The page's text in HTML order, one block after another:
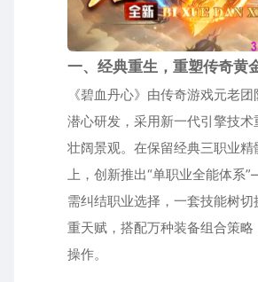
一、经典重生，重塑传奇黄
《碧血丹心》由传奇游戏元老
潜心研发，采用新一代引擎技术
壮阔景观。在保留经典三职业精
上，创新推出“单职业全能体系
需纠结职业选择，一套技能树切
重天赋，搭配万种装备组合策略
操作。